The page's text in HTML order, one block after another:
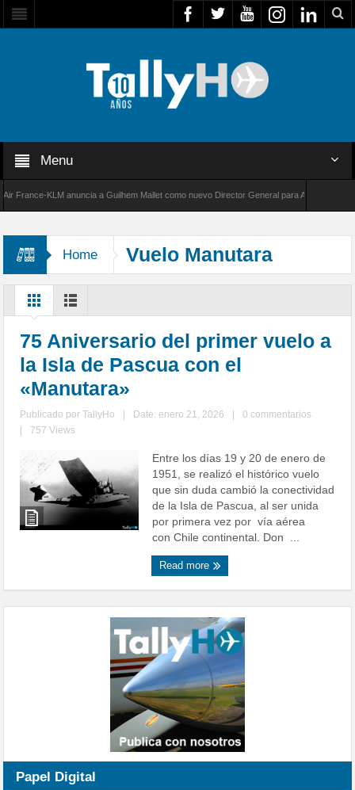
Menu
KLM anuncia a Guilhem Mallet como nuevo Director General para América Latina
Home Vuelo Manutara
75 Aniversario del primer vuelo a
la Isla de Pascua con el
«Manutara»
Publicado porTallyHo Date: enero 21, 2026
0 commentarios
757 Views
Entre los días 19 y 20 de enero de
1951, se realizó el histórico vuelo
que sin duda cambió la conectividad
de la Isla de Pascua, al ser unida
por primera vez por vía aérea
con Chile continental. Don ...
Read more
Papel Digital